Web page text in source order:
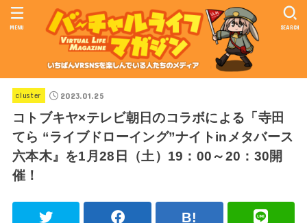
SEARCH
MENU
cluster 2023.01.25
コトブキヤ×テレビ朝日のコラボによる「寺田
てら “ライブドローイング”ナイトinメタバース
六本木』を1月28日（土）19：00～20：30開
催！